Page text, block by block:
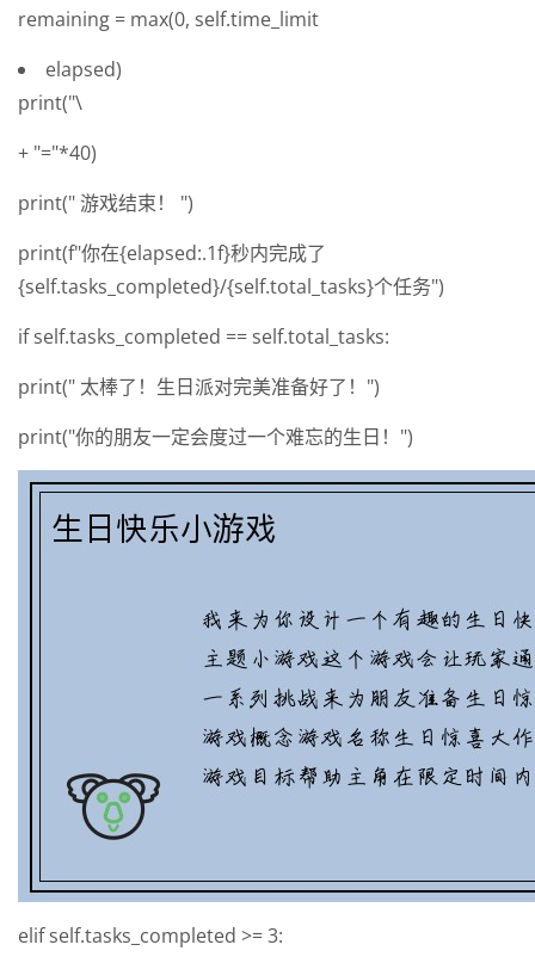
remaining = max(0, self.time_limit
elapsed)
print("\
+ "="*40)
print(" 游戏结束！ ")
print(f"你在{elapsed:.1f}秒内完成了
{self.tasks_completed}/{self.total_tasks}个任务")
if self.tasks_completed == self.total_tasks:
print(" 太棒了！生日派对完美准备好了！")
print("你的朋友一定会度过一个难忘的生日！")
elif self.tasks_completed >= 3: